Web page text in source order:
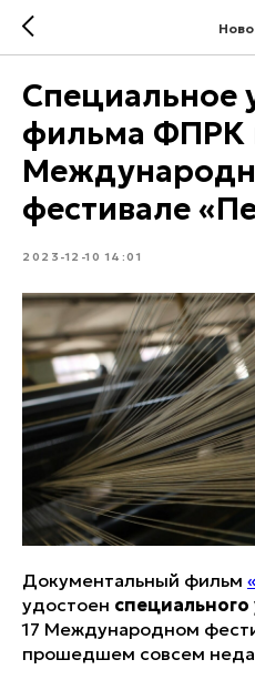
Специальное
фильма ФПРК
фестивале
2023-12-10 14:01
Документальный фильм
удостоен
17 Международном
прошедшем совсем